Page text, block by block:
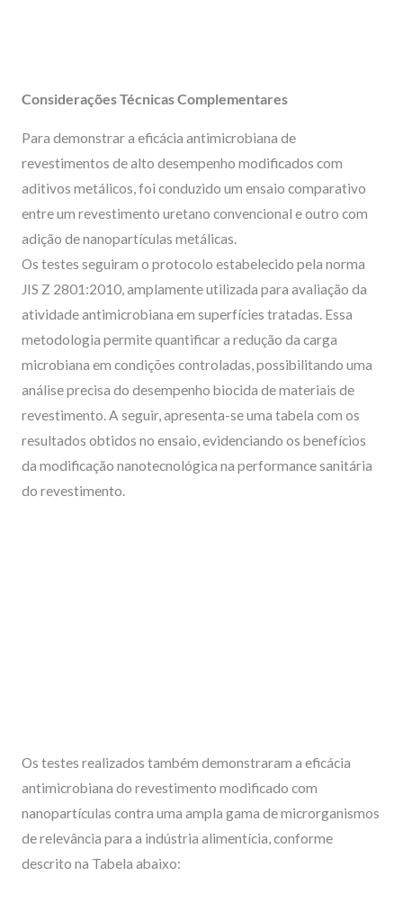
Considerações Técnicas Complementares
Para demonstrar a eficácia antimicrobiana de
revestimentos de alto desempenho modificados com
aditivos metálicos, foi conduzido um ensaio comparativo
entre um revestimento uretano convencional e outro com
adição de nanopartículas metálicas.
Os testes seguiram o protocolo estabelecido pela norma
JIS Z 2801:2010, amplamente utilizada para avaliação da
atividade antimicrobiana em superfícies tratadas. Essa
metodologia permite quantificar a redução da carga
microbiana em condições controladas, possibilitando uma
análise precisa do desempenho biocida de materiais de
revestimento. A seguir, apresenta-se uma tabela com os
resultados obtidos no ensaio, evidenciando os benefícios
da modificação nanotecnológica na performance sanitária
do revestimento.
Os testes realizados também demonstraram a eficácia
antimicrobiana do revestimento modificado com
nanopartículas contra uma ampla gama de microrganismos
de relevância para a indústria alimentícia, conforme
descrito na Tabela abaixo: